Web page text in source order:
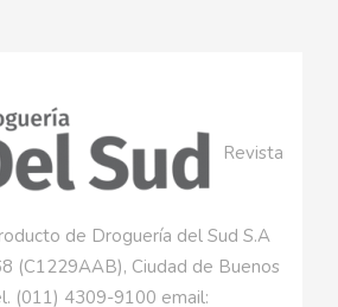
Revista
de Droguería del Sud S.A
(C1229AAB), Ciudad de Buenos
(011) 4309-9100 email: